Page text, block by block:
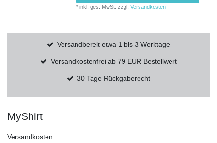
*inkl. ges. MwSt. zzgl.Versandkosten
Versandbereit etwa 1 bis 3 Werktage
Versandkostenfrei ab 79 EUR Bestellwert
30 Tage Rückgaberecht
MyShirt
Versandkosten